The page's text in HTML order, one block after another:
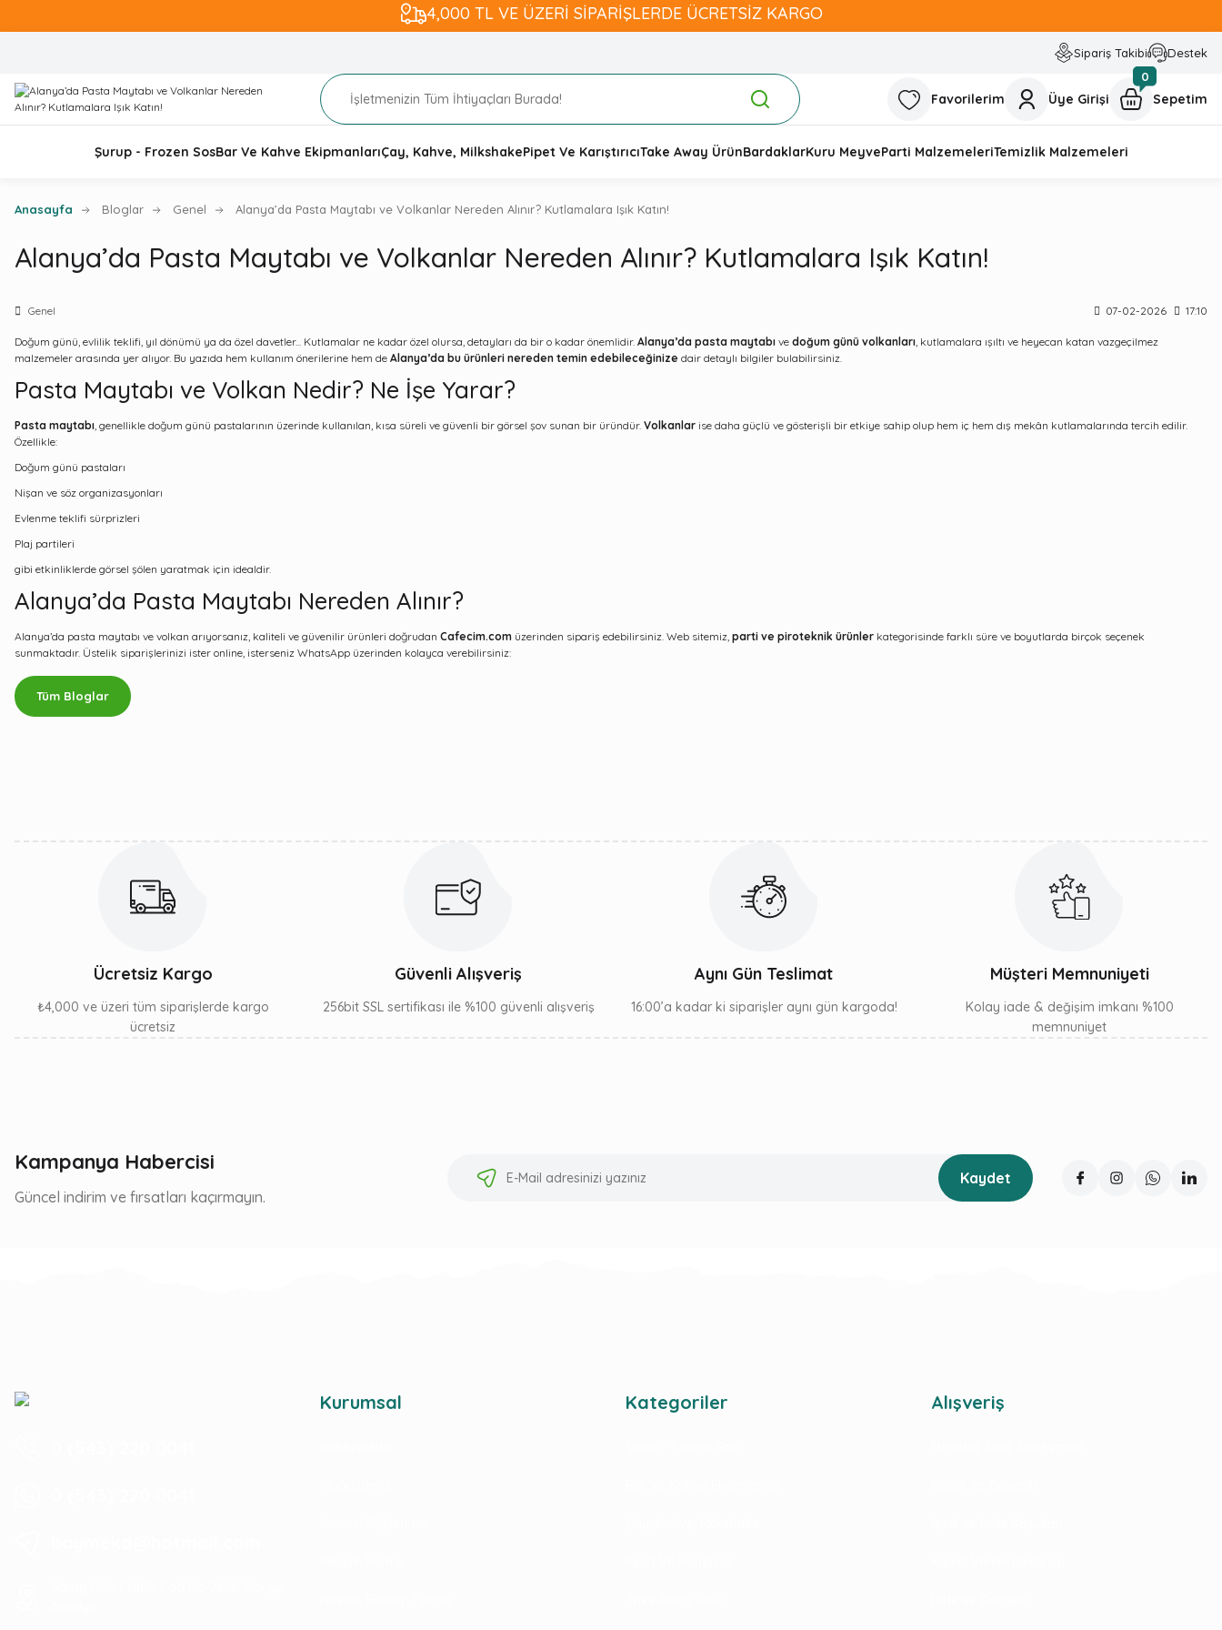
4,000 TL VE ÜZERİ SİPARİŞLERDE ÜCRETSİZ KARGO
Sipariş Takibi Destek
Favorilerim Üye Girişi
0
Sepetim
Şurup - Frozen SosBar Ve Kahve EkipmanlarıÇay, Kahve, MilkshakePipet Ve KarıştırıcıTake Away ÜrünBardaklarKuru MeyveParti MalzemeleriTemizlik Malzemeleri
Anasayfa Bloglar Genel Alanya’da Pasta Maytabı ve Volkanlar Nereden Alınır? Kutlamalara Işık Katın!
Alanya’da Pasta Maytabı ve Volkanlar Nereden Alınır? Kutlamalara Işık Katın!
Genel 07-02-2026 17:10
Doğum günü, evlilik teklifi, yıl dönümü ya da özel davetler... Kutlamalar ne kadar özel olursa, detayları da bir o kadar önemlidir. Alanya’da pasta maytabı ve doğum günü volkanları, kutlamalara ışıltı ve heyecan katan vazgeçilmez
malzemeler arasında yer alıyor. Bu yazıda hem kullanım önerilerine hem de Alanya’da bu ürünleri nereden temin edebileceğinize dair detaylı bilgiler bulabilirsiniz.
Pasta Maytabı ve Volkan Nedir? Ne İşe Yarar?
Pasta maytabı, genellikle doğum günü pastalarının üzerinde kullanılan, kısa süreli ve güvenli bir görsel şov sunan bir üründür. Volkanlar ise daha güçlü ve gösterişli bir etkiye sahip olup hem iç hem dış mekân kutlamalarında tercih edilir.
Özellikle:
Doğum günü pastaları
Nişan ve söz organizasyonları
Evlenme teklifi sürprizleri
Plaj partileri
gibi etkinliklerde görsel şölen yaratmak için idealdir.
Alanya’da Pasta Maytabı Nereden Alınır?
Alanya’da pasta maytabı ve volkan arıyorsanız, kaliteli ve güvenilir ürünleri doğrudan Cafecim.com üzerinden sipariş edebilirsiniz. Web sitemiz, parti ve piroteknik ürünler kategorisinde farklı süre ve boyutlarda birçok seçenek
sunmaktadır. Üstelik siparişlerinizi ister online, isterseniz WhatsApp üzerinden kolayca verebilirsiniz:
Tüm Bloglar
Ücretsiz Kargo
₺4,000 ve üzeri tüm siparişlerde kargo
ücretsiz
Güvenli Alışveriş
256bit SSL sertifikası ile %100 güvenli alışveriş
Aynı Gün Teslimat
16:00’a kadar ki siparişler aynı gün kargoda!
Müşteri Memnuniyeti
Kolay iade & değişim imkanı %100
memnuniyet
Kampanya Habercisi
Güncel indirim ve fırsatları kaçırmayın.
Kaydet
Kurumsal Kategoriler Alışveriş